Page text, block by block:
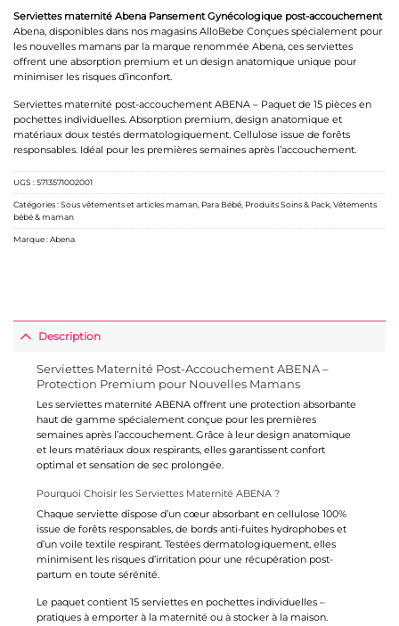
initial
était :
65 Dhs.
actuel
est :
57 Dhs.
Serviettes maternité Abena Pansement Gynécologique post-accouchement
Abena, disponibles dans nos magasins AlloBebe Conçues spécialement pour
les nouvelles mamans par la marque renommée Abena, ces serviettes
offrent une absorption premium et un design anatomique unique pour
minimiser les risques d’inconfort.
Serviettes maternité post-accouchement ABENA – Paquet de 15 pièces en
pochettes individuelles. Absorption premium, design anatomique et
matériaux doux testés dermatologiquement. Cellulose issue de forêts
responsables. Idéal pour les premières semaines après l’accouchement.
UGS :5713571002001
Catégories :Sous vêtements et articles maman Para Bébé Produits Soins & Pack Vêtements
bébé & maman
Marque :Abena
Description
Serviettes Maternité Post-Accouchement ABENA –
Protection Premium pour Nouvelles Mamans
Les serviettes maternité ABENAoffrent une protection absorbante
haut de gamme spécialement conçue pour les premières
semaines après l’accouchement. Grâce à leur design anatomique
et leurs matériaux doux respirants, elles garantissent confort
optimal et sensation de sec prolongée.
Pourquoi Choisir les Serviettes Maternité ABENA ?
Chaque serviette dispose d’un cœur absorbant en cellulose 100%
issue de forêts responsables, de bords anti-fuites hydrophobes et
d’un voile textile respirant. Testées dermatologiquement, elles
minimisent les risques d’irritation pour une récupération post-
partum en toute sérénité.
Le paquet contient 15 serviettes en pochettes individuelles –
pratiques à emporter à la maternité ou à stocker à la maison.